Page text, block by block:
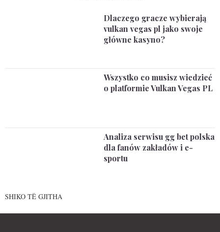
Dlaczego gracze wybierają
vulkan vegas pl jako swoje
główne kasyno?
Wszystko co musisz wiedzieć
o platformie Vulkan Vegas PL
Analiza serwisu gg bet polska
dla fanów zakładów i e-
sportu
SHIKO TË GJITHA